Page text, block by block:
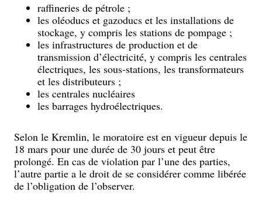
raffineries de pétrole ;
les oléoducs et gazoducs et les installations de
stockage, y compris les stations de pompage ;
les infrastructures de production et de
transmission d’électricité, y compris les centrales
électriques, les sous-stations, les transformateurs
et les distributeurs ;
les centrales nucléaires
les barrages hydroélectriques.
Selon le Kremlin, le moratoire est en vigueur depuis le
18 mars pour une durée de 30 jours et peut être
prolongé. En cas de violation par l’une des parties,
l’autre partie a le droit de se considérer comme libérée
de l’obligation de l’observer.